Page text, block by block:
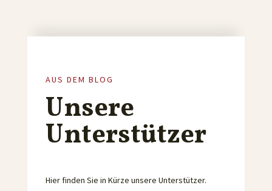
AUS DEM BLOG
Unsere
Unterstützer
Hier finden Sie in Kürze unsere Unterstützer.